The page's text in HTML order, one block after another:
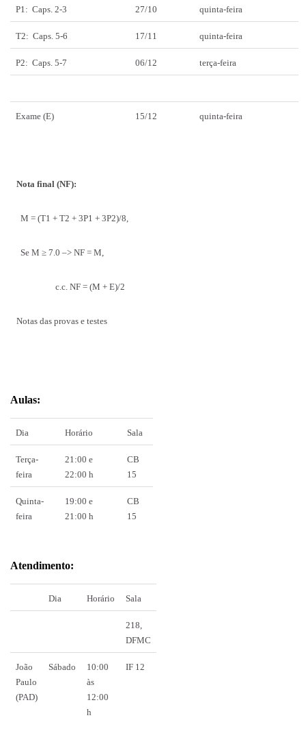
P1: Caps. 2-3 27/10 quinta-feira
T2: Caps. 5-6 17/11 quinta-feira
P2: Caps. 5-7 06/12 terça-feira
Exame (E) 15/12 quinta-feira
Nota final (NF):
M = (T1 + T2 + 3P1 + 3P2)/8,
Se M ≥ 7.0 –> NF = M,
c.c. NF = (M + E)/2
Notas das provas e testes
Aulas:
Dia Horário Sala
Terça-
feira
21:00 e
22:00 h
CB
15
Quinta-
feira
19:00 e
21:00 h
CB
15
Atendimento:
Dia Horário Sala
218,
DFMC
João
Paulo
(PAD)
Sábado
10:00
às
12:00
h
IF 12